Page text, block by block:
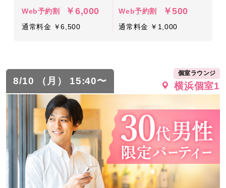
Web予約割 ￥6,000
通常料金 ￥6,500
Web予約割 ￥500
通常料金 ￥1,000
8/10 （月） 15:40〜
個室ラウンジ
横浜個室1